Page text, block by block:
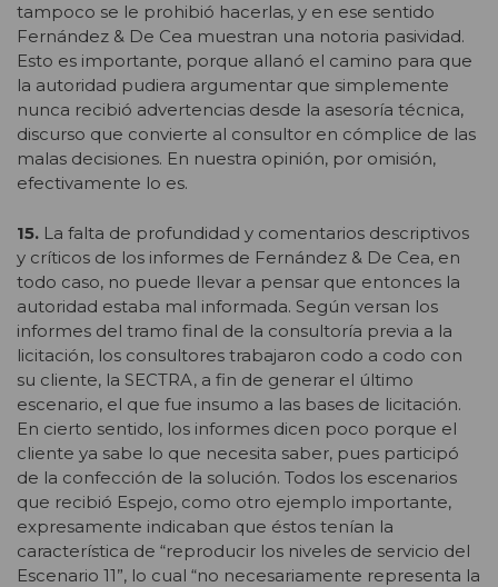
tampoco se le prohibió hacerlas, y en ese sentido
Fernández & De Cea muestran una notoria pasividad.
Esto es importante, porque allanó el camino para que
la autoridad pudiera argumentar que simplemente
nunca recibió advertencias desde la asesoría técnica,
discurso que convierte al consultor en cómplice de las
malas decisiones. En nuestra opinión, por omisión,
efectivamente lo es.
15. La falta de profundidad y comentarios descriptivos
y críticos de los informes de Fernández & De Cea, en
todo caso, no puede llevar a pensar que entonces la
autoridad estaba mal informada. Según versan los
informes del tramo final de la consultoría previa a la
licitación, los consultores trabajaron codo a codo con
su cliente, la SECTRA, a fin de generar el último
escenario, el que fue insumo a las bases de licitación.
En cierto sentido, los informes dicen poco porque el
cliente ya sabe lo que necesita saber, pues participó
de la confección de la solución. Todos los escenarios
que recibió Espejo, como otro ejemplo importante,
expresamente indicaban que éstos tenían la
característica de “reproducir los niveles de servicio del
Escenario 11”, lo cual “no necesariamente representa la